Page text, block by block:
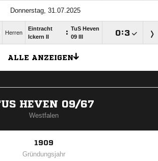
Donnerstag, 31.07.2025
Herren
Eintracht
Ickern II
: TuS Heven
09 III
:
ALLE ANZEIGEN
HEVEN 09/67
Westfalen
1909
Gründungsjahr